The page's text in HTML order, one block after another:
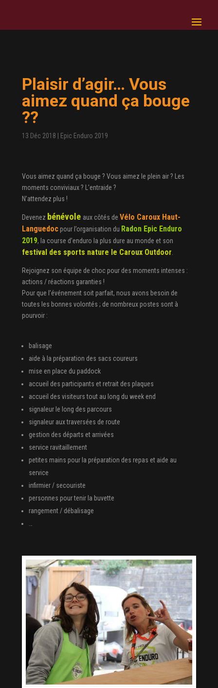
Plaisir d’agir… Vous
aimez quand ça bouge
??
13 Déc 2018 Epic Enduro 2019
Vous aimez quand ça bouge ? Vous aimez le plein air ? Les
moments conviviaux ? L’entraide ?
N’attendez plus !
Devenez bénévole aux côtés de Vélo Caroux Haut-
Languedocpour l’organisation du Radon Epic Enduro
2019, la course d’enduro la plus dure au monde et son
festival des sports nature le Caroux Outdoor
Rejoignez son équipe de choc pour des moments intenses :
actions / réactions garanties !
Pour que l’événement soit parfait, nous avons besoin de
toutes les bonnes volontés ; de nombreux postes sont à
pourvoir :
balisage
aide à la préparation des sacs coureurs
mise en place du paddock
accueil des participants et retrait des plaques
accueil des visiteurs tout au long du week end
signaleur le long des parcours
signaleur aux traversées de route
gestion des départs et arrivées
service ravitaillement
petites mains pour la préparation des repas et aide au
service
infirmier / secouriste
personnes pour tenir la buvette
rangement / débalisage